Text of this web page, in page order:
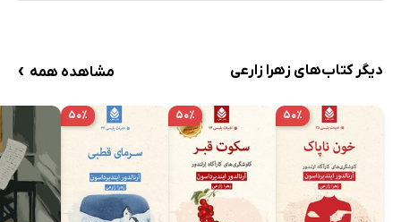
دیگر کتاب‌های زهرا زارعی مشاهده همه ›
۵۰٪ ۵۰٪ ۵۰٪